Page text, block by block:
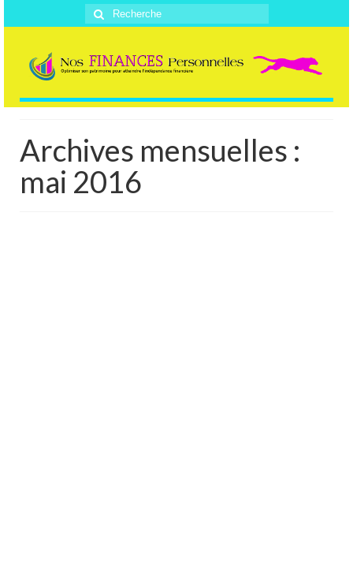
Rechercher
:
Archives mensuelles :
mai 2016